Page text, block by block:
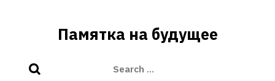
Памятка на будущее